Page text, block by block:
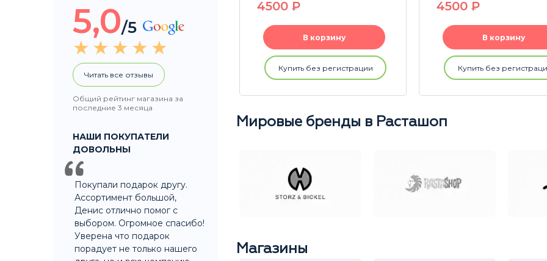
5,0/5
Читать все отзывы
Общий рейтинг магазина за
последние 3 месяца
НАШИ ПОКУПАТЕЛИ
ДОВОЛЬНЫ
Покупали подарок другу.
Ассортимент большой,
Денис отлично помог с
выбором. Огромное спасибо!
Уверена что подарок
порадует не только нашего
15100P
Купить без регистрации
4500 P
В корзину
Купить без регистрации
4500 P
В корзину
Купить без
Мировые бренды в Расташоп
Магазины